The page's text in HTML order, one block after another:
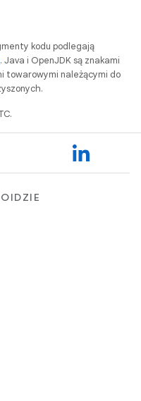
kodu podlegają
. Java i OpenJDK są znakami
towarowymi należącymi do